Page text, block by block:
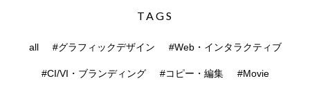
TAGS
all #グラフィックデザイン #Web・インタラクティブ
#CI/VI・ブランディング #コピー・編集 #Movie